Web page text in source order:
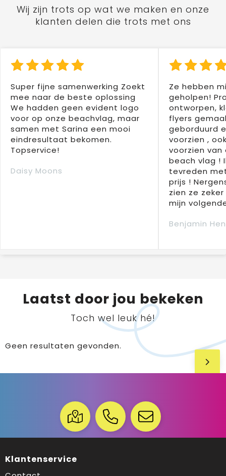
Wij zijn trots op wat we maken en onze
klanten delen die trots met ons
Super fijne samenwerking Zoekt
mee naar de beste oplossing
We hadden geen evident logo
voor op onze beachvlag, maar
samen met Sarina een mooi
eindresultaat bekomen.
Topservice!
Daisy Moons
Ze hebben
geholpen!
ontworpen,
flyers
geborduurd
voorzien ,
voorzien
beach vlag !
tevreden
prijs !
zien ze
mijn
Benjamin
Laatst door jou bekeken
Toch wel leuk hé!
Geen resultaten gevonden.
Klantenservice